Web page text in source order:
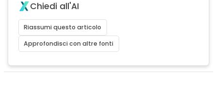
Chiedi all'AI
Riassumi questo articolo
Approfondisci con altre fonti